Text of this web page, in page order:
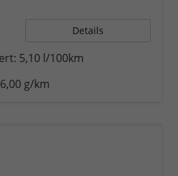
Details
5,10 l/100km
g/km